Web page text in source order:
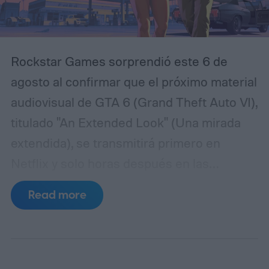
comprender qué sucedió realmente y
evitar que los hechos más oscuros vuelvan
a repetirse.
Rockstar Games sorprendió este 6 de
agosto al confirmar que el próximo material
audiovisual de GTA 6 (Grand Theft Auto VI),
titulado "An Extended Look" (Una mirada
plataformas habituales del estudio. La
presentación, que muchos fanáticos ya
Read more